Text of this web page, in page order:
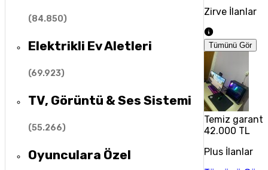
(84.850)
Elektrikli Ev Aletleri
(69.923)
TV, Görüntü & Ses Sistemi
(55.266)
Oyunculara Özel
Zirve İlanlar
Tümünü Gör
Temiz
42.000 TL
Plus İlanlar